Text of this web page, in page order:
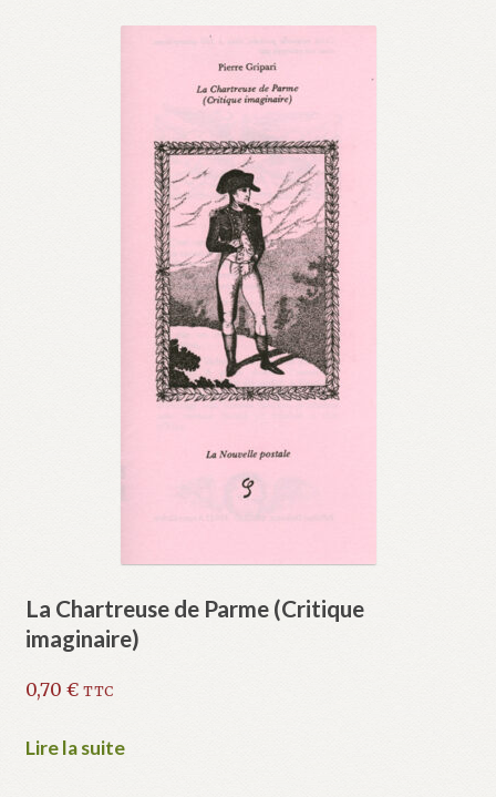
La Chartreuse de Parme (Critique
imaginaire)
0,70 € TTC
Lire la suite